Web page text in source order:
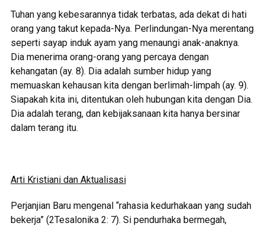
Tuhan yang kebesarannya tidak terbatas, ada dekat di hati
orang yang takut kepada-Nya. Perlindungan-Nya merentang
seperti sayap induk ayam yang menaungi anak-anaknya.
Dia menerima orang-orang yang percaya dengan
kehangatan (ay. 8). Dia adalah sumber hidup yang
memuaskan kehausan kita dengan berlimah-limpah (ay. 9).
Siapakah kita ini, ditentukan oleh hubungan kita dengan Dia.
Dia adalah terang, dan kebijaksanaan kita hanya bersinar
dalam terang itu.
Arti Kristiani dan Aktualisasi
Perjanjian Baru mengenal “rahasia kedurhakaan yang sudah
bekerja” (2Tesalonika 2: 7). Si pendurhaka bermegah,